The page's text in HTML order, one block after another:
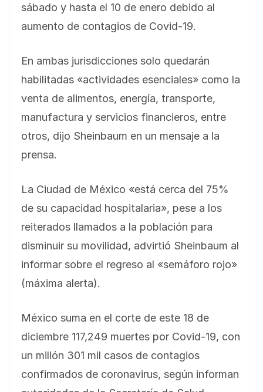
sábado y hasta el 10 de enero debido al
aumento de contagios de Covid-19.
En ambas jurisdicciones solo quedarán
habilitadas «actividades esenciales» como la
venta de alimentos, energía, transporte,
manufactura y servicios financieros, entre
otros, dijo Sheinbaum en un mensaje a la
prensa.
La Ciudad de México «está cerca del 75%
de su capacidad hospitalaria», pese a los
reiterados llamados a la población para
disminuir su movilidad, advirtió Sheinbaum al
informar sobre el regreso al «semáforo rojo»
(máxima alerta).
México suma en el corte de este 18 de
diciembre 117,249 muertes por Covid-19, con
un millón 301 mil casos de contagios
confirmados de coronavirus, según informan